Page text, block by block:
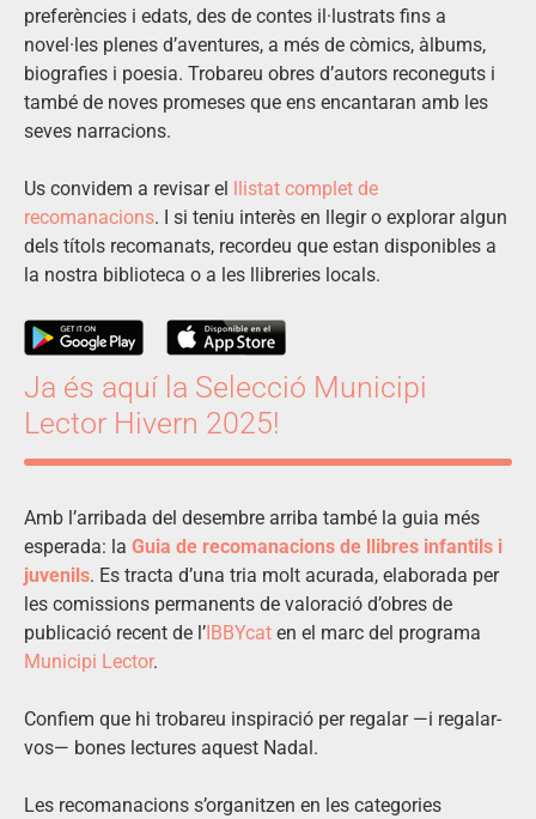
preferències i edats, des de contes il·lustrats fins a
novel·les plenes d’aventures, a més de còmics, àlbums,
biografies i poesia. Trobareu obres d’autors reconeguts i
també de noves promeses que ens encantaran amb les
seves narracions.
Us convidem a revisar el
llistat complet de
recomanacions. I si teniu interès en llegir o explorar algun
dels títols recomanats, recordeu que estan disponibles a
la nostra biblioteca o a les llibreries locals.
Ja és aquí la Selecció Municipi
Lector Hivern 2025!
Amb l’arribada del desembre arriba també la guia més
esperada: la Guia de recomanacions de llibres infantils i
juvenils. Es tracta d’una tria molt acurada, elaborada per
les comissions permanents de valoració d’obres de
publicació recent de l’ IBBYcat en el marc del programa
Municipi Lector.
Confiem que hi trobareu inspiració per regalar —i regalar-
vos— bones lectures aquest Nadal.
Les recomanacions s’organitzen en les categories